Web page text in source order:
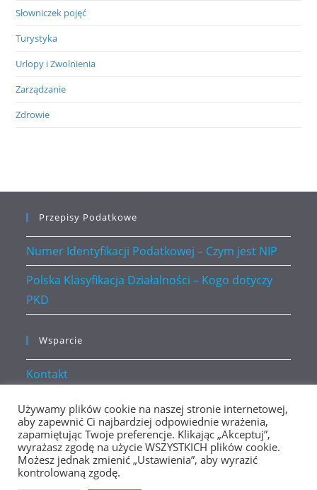
Słowniczek pojęć
Turystyka
Urlopy i Zwolnienia
Zarządzanie
Zdrowie
Przepisy Podatkowe
Numer Identyfikacji Podatkowej – Czym jest NIP
Polska Klasyfikacja Działalności – Kogo dotyczy
PKD
Wsparcie
Kontakt
Polityka prywatności
Używamy plików cookie na naszej stronie internetowej,
aby zapewnić Ci najbardziej odpowiednie wrażenia,
zapamiętując Twoje preferencje. Klikając „Akceptuj”,
wyrażasz zgodę na użycie WSZYSTKICH plików cookie.
Możesz jednak zmienić „Ustawienia”, aby wyrazić
kontrolowaną zgodę.